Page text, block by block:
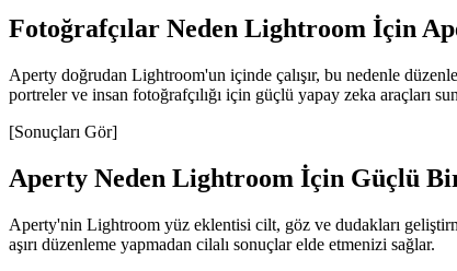
Fotoğrafçılar Neden Lightroom İçin
Aperty doğrudan Lightroom'un içinde çalışır, bu nedenle
portreler ve insan fotoğrafçılığı için güçlü yapay zeka araçları
[Sonuçları Gör]
Aperty Neden Lightroom İçin Güçlü
Aperty'nin Lightroom yüz eklentisi cilt, göz ve dudakları
aşırı düzenleme yapmadan cilalı sonuçlar elde etmenizi sağlar.